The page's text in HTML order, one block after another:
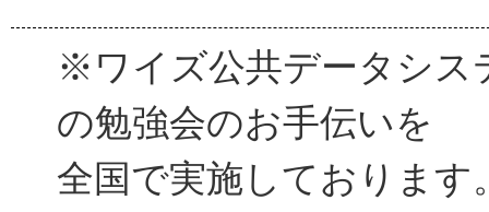
※ワイズ公共データシス
の勉強会のお手伝いを
全国で実施しておりま